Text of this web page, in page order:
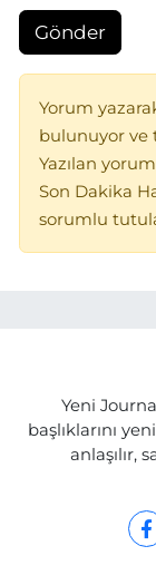
Gönder
Yorum
bulunuyor ve
Yazılan
Son Dakika
sorumlu
Yeni
başlıklarını
anlaşılır,